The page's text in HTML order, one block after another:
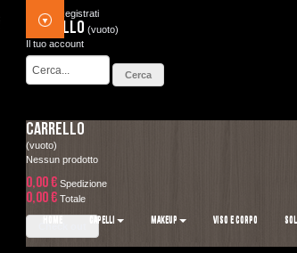
Accedi Registrati
Carrello (vuoto)
Il tuo account
Carrello
(vuoto)
Nessun prodotto
0,00 € Spedizione
0,00 € Totale
HOME CAPELLI MAKEUP VISO E CORPO